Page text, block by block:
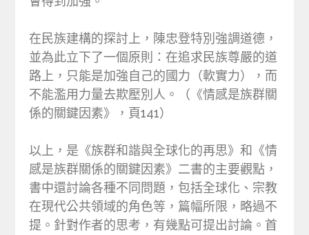
在民族建構的探討上，陳忠登特別強調道德，
並為此立下了一個原則：在追求民族尊嚴的道
路上，只能是加強自己的國力（軟實力），而
不能濫用力量去欺壓別人。（《情感是族群關
係的關鍵因素》，頁141）
以上，是《族群和諧與全球化的再思》和《情
感是族群關係的關鍵因素》二書的主要觀點，
書中還討論各種不同問題，包括全球化、宗教
在現代公共領域的角色等，篇幅所限，略過不
提。針對作者的思考，有幾點可提出討論。首